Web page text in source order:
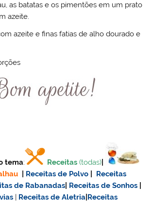
as batatas e os pimentões em um prato
azeite.
azeite e finas fatias de alho dourado e
tema: Receitas (todas)
Receitas de Polvo
Receitas
de Rabanadas Receitas de Sonhos
| Receitas de Aletria Receitas